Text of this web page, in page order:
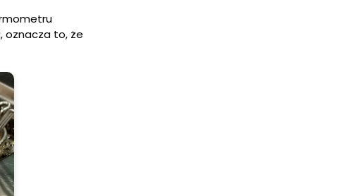
oznacza to, że